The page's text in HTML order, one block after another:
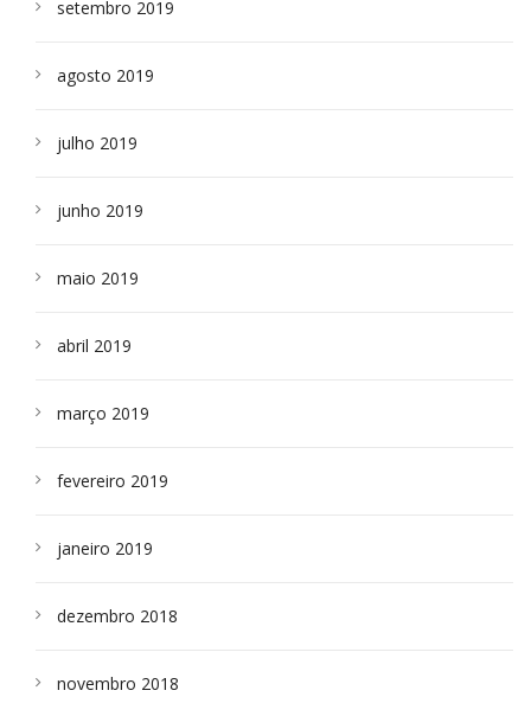
setembro 2019
agosto 2019
julho 2019
junho 2019
maio 2019
abril 2019
março 2019
fevereiro 2019
janeiro 2019
dezembro 2018
novembro 2018